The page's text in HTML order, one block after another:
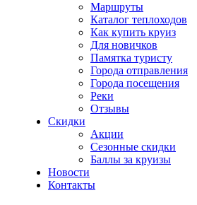
Маршруты
Каталог теплоходов
Как купить круиз
Для новичков
Памятка туристу
Города отправления
Города посещения
Реки
Отзывы
Скидки
Акции
Сезонные скидки
Баллы за круизы
Новости
Контакты